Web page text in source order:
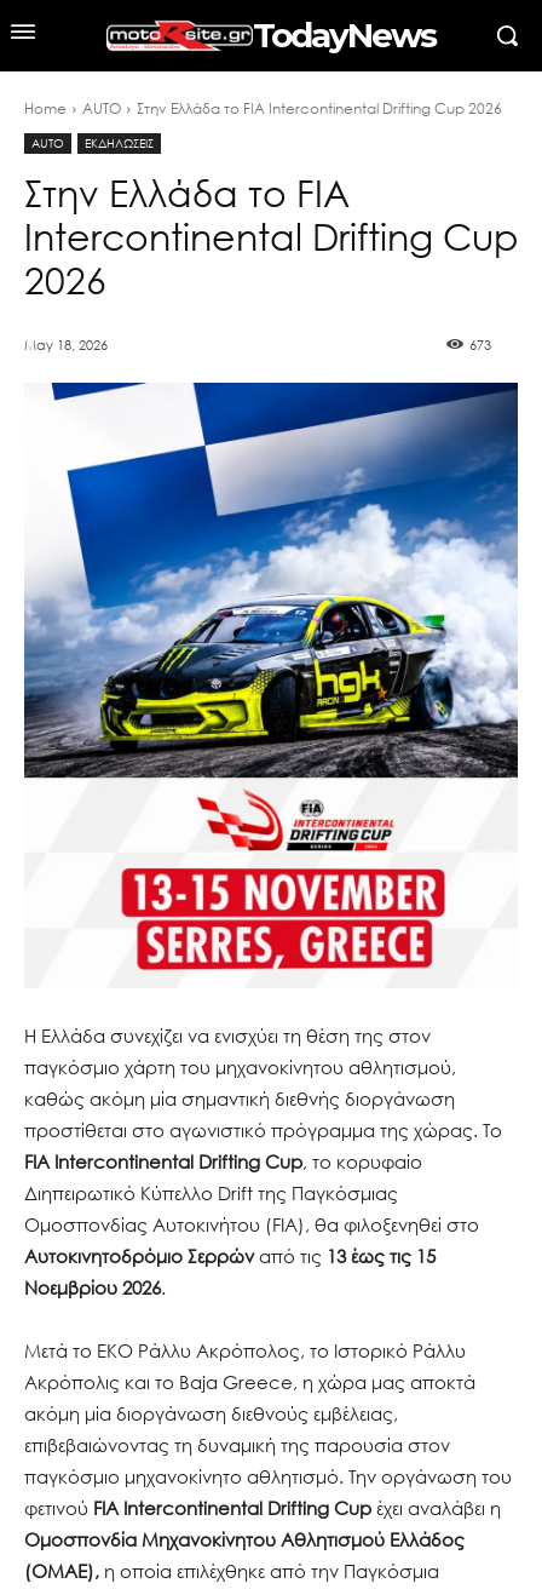
TodayNews
Home AUTO Στην Ελλάδα το FIA Intercontinental Drifting Cup 2026
AUTO ΕΚΔΗΛΩΣΕΙΣ
Στην Ελλάδα το FIA
Intercontinental Drifting Cup
2026
May 18, 2026 673
Η Ελλάδα συνεχίζει να ενισχύει τη θέση της στον
παγκόσμιο χάρτη του μηχανοκίνητου αθλητισμού,
καθώς ακόμη μία σημαντική διεθνής διοργάνωση
προστίθεται στο αγωνιστικό πρόγραμμα της χώρας. Το
FIA Intercontinental Drifting Cup, το κορυφαίο
Διηπειρωτικό Κύπελλο Drift της Παγκόσμιας
Ομοσπονδίας Αυτοκινήτου (FIA), θα φιλοξενηθεί στο
Αυτοκινητοδρόμιο Σερρώναπό τις 13 έως τις 15
Νοεμβρίου 2026.
Μετά το EKO Ράλλυ Ακρόπολος, το Ιστορικό Ράλλυ
Ακρόπολις και το Baja Greece, η χώρα μας αποκτά
ακόμη μία διοργάνωση διεθνούς εμβέλειας,
επιβεβαιώνοντας τη δυναμική της παρουσία στον
παγκόσμιο μηχανοκίνητο αθλητισμό. Την οργάνωση του
φετινού FIA Intercontinental Drifting Cup έχει αναλάβει η
Ομοσπονδία Μηχανοκίνητου Αθλητισμού Ελλάδος
(ΟΜΑΕ), η οποία επιλέχθηκε από την Παγκόσμια